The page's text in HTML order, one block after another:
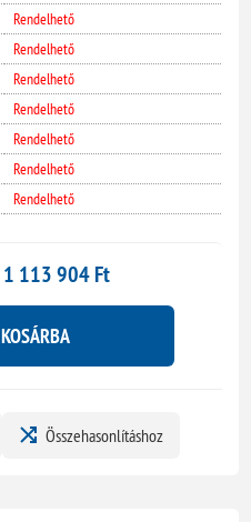
Rendelhető
Rendelhető
Rendelhető
Rendelhető
Rendelhető
Rendelhető
Rendelhető
1 113 904 Ft
KOSÁRBA
Összehasonlításhoz